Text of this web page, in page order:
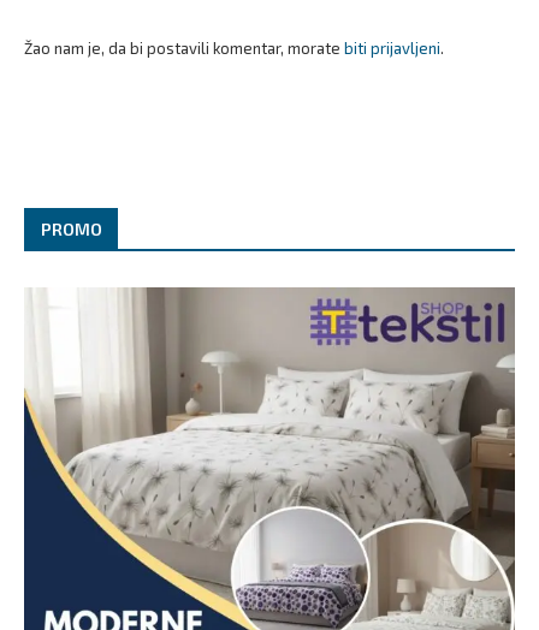
Žao nam je, da bi postavili komentar, morate biti prijavljeni.
PROMO